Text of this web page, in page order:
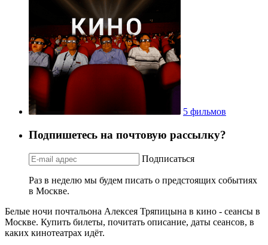
5 фильмов
Подпишетесь на почтовую рассылку?
Подписаться
Раз в неделю мы будем писать о предстоящих событиях
в Москве.
Белые ночи почтальона Алексея Тряпицына в кино - сеансы в
Москве. Купить билеты, почитать описание, даты сеансов, в
каких кинотеатрах идёт.